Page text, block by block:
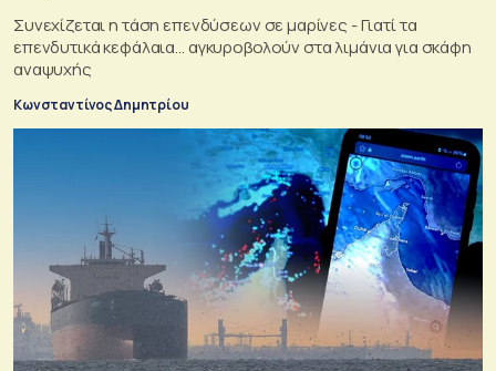
Συνεχίζεται η τάση επενδύσεων σε μαρίνες - Γιατί τα
επενδυτικά κεφάλαια… αγκυροβολούν στα λιμάνια για σκάφη
αναψυχής
Κωνσταντίνος Δημητρίου